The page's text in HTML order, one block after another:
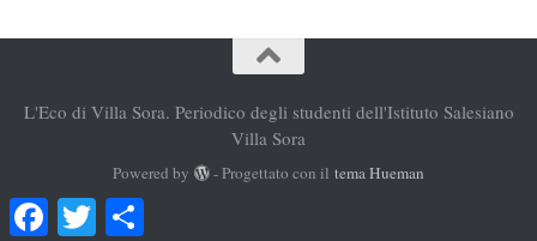
L'Eco di Villa Sora. Periodico degli studenti dell'Istituto Salesiano
Villa Sora
Powered by - Progettato con iltema Hueman
FacebookTwitter